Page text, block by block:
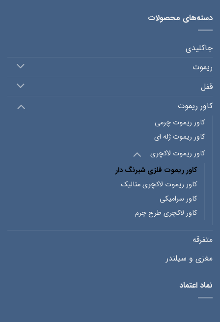
دسته‌های محصولات
جاکلیدی
ریموت
قفل
کاور ریموت
کاور ریموت چرمی
کاور ریموت ژله ای
کاور ریموت لاکچری
کاور ریموت فلزی شبرنگ دار
کاور ریموت لاکچری متالیک
کاور سرامیکی
کاور لاکچری طرح چرم
متفرقه
مغزی و سیلندر
نماد اعتماد